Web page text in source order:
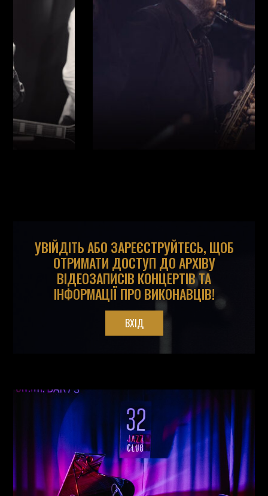
УВІЙДІТЬ АБО ЗАРЕЄСТРУЙТЕСЬ, ЩОБ
ОТРИМАТИ ДОСТУП ДО АРХІВУ
ВІДЕОЗАПИСІВ КОНЦЕРТІВ ТА
ІНФОРМАЦІЇ ПРО ВИКОНАВЦІВ!
ВХІД